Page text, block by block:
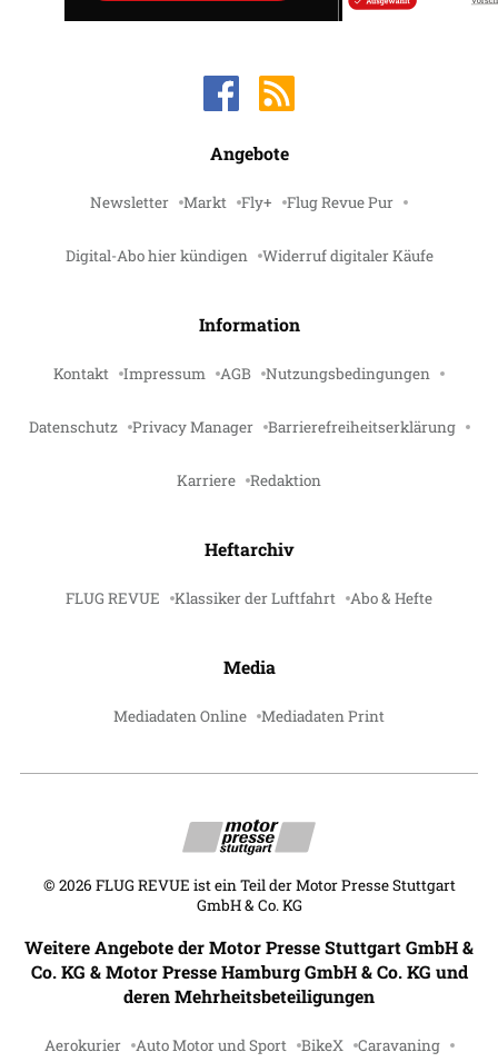
Angebote
Newsletter Markt Fly+ Flug Revue Pur
Digital-Abo hier kündigen Widerruf digitaler Käufe
Information
Kontakt Impressum AGB Nutzungsbedingungen
Datenschutz Privacy Manager Barrierefreiheitserklärung
Karriere Redaktion
Heftarchiv
FLUG REVUE Klassiker der Luftfahrt Abo & Hefte
Media
Mediadaten Online Mediadaten Print
© 2026 FLUG REVUE ist ein Teil der Motor Presse Stuttgart
GmbH & Co. KG
Weitere Angebote der Motor Presse Stuttgart GmbH &
Co. KG & Motor Presse Hamburg GmbH & Co. KG und
deren Mehrheitsbeteiligungen
Aerokurier Auto Motor und Sport BikeX Caravaning